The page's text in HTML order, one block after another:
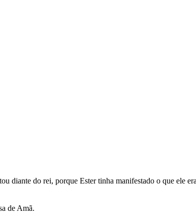
diante do rei, porque Ester tinha manifestado o que ele
de Amã.